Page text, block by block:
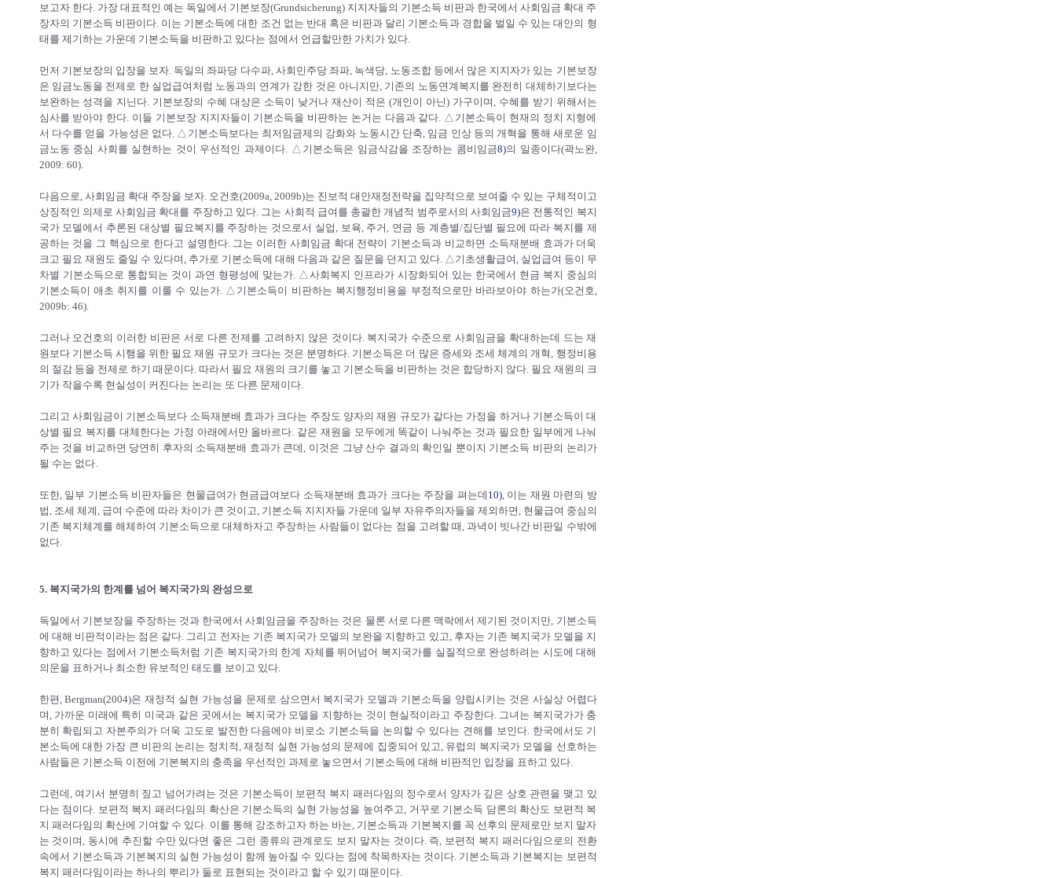
보고자 한다. 가장 대표적인 예는 독일에서 기본보장(Grundsicherung) 지지자들의 기본소득 비판과 한국에서 사회임금 확대 주
장자의 기본소득 비판이다. 이는 기본소득에 대한 조건 없는 반대 혹은 비판과 달리 기본소득과 경합을 벌일 수 있는 대안의 형
태를 제기하는 가운데 기본소득을 비판하고 있다는 점에서 언급할만한 가치가 있다.
먼저 기본보장의 입장을 보자. 독일의 좌파당 다수파, 사회민주당 좌파, 녹색당, 노동조합 등에서 많은 지지자가 있는 기본보장
은 임금노동을 전제로 한 실업급여처럼 노동과의 연계가 강한 것은 아니지만, 기존의 노동연계복지를 완전히 대체하기보다는
보완하는 성격을 지닌다. 기본보장의 수혜 대상은 소득이 낮거나 재산이 적은 (개인이 아닌) 가구이며, 수혜를 받기 위해서는
심사를 받아야 한다. 이들 기본보장 지지자들이 기본소득을 비판하는 논거는 다음과 같다. △기본소득이 현재의 정치 지형에
서 다수를 얻을 가능성은 없다. △기본소득보다는 최저임금제의 강화와 노동시간 단축, 임금 인상 등의 개혁을 통해 새로운 임
금노동 중심 사회를 실현하는 것이 우선적인 과제이다. △기본소득은 임금삭감을 조장하는 콤비임금8)의 일종이다(곽노완,
2009: 60).
다음으로, 사회임금 확대 주장을 보자. 오건호(2009a, 2009b)는 진보적 대안재정전략을 집약적으로 보여줄 수 있는 구체적이고
상징적인 의제로 사회임금 확대를 주장하고 있다. 그는 사회적 급여를 총괄한 개념적 범주로서의 사회임금9)은 전통적인 복지
국가 모델에서 추론된 대상별 필요복지를 주장하는 것으로서 실업, 보육, 주거, 연금 등 계층별/집단별 필요에 따라 복지를 제
공하는 것을 그 핵심으로 한다고 설명한다. 그는 이러한 사회임금 확대 전략이 기본소득과 비교하면 소득재분배 효과가 더욱
크고 필요 재원도 줄일 수 있다며, 추가로 기본소득에 대해 다음과 같은 질문을 던지고 있다. △기초생활급여, 실업급여 등이 무
차별 기본소득으로 통합되는 것이 과연 형평성에 맞는가. △사회복지 인프라가 시장화되어 있는 한국에서 현금 복지 중심의
기본소득이 애초 취지를 이룰 수 있는가. △기본소득이 비판하는 복지행정비용을 부정적으로만 바라보아야 하는가(오건호,
2009b: 46).
그러나 오건호의 이러한 비판은 서로 다른 전제를 고려하지 않은 것이다. 복지국가 수준으로 사회임금을 확대하는데 드는 재
원보다 기본소득 시행을 위한 필요 재원 규모가 크다는 것은 분명하다. 기본소득은 더 많은 증세와 조세 체계의 개혁, 행정비용
의 절감 등을 전제로 하기 때문이다. 따라서 필요 재원의 크기를 놓고 기본소득을 비판하는 것은 합당하지 않다. 필요 재원의 크
기가 작을수록 현실성이 커진다는 논리는 또 다른 문제이다.
그리고 사회임금이 기본소득보다 소득재분배 효과가 크다는 주장도 양자의 재원 규모가 같다는 가정을 하거나 기본소득이 대
상별 필요 복지를 대체한다는 가정 아래에서만 올바르다. 같은 재원을 모두에게 똑같이 나눠주는 것과 필요한 일부에게 나눠
주는 것을 비교하면 당연히 후자의 소득재분배 효과가 큰데, 이것은 그냥 산수 결과의 확인일 뿐이지 기본소득 비판의 논리가
될 수는 없다.
또한, 일부 기본소득 비판자들은 현물급여가 현금급여보다 소득재분배 효과가 크다는 주장을 펴는데 10), 이는 재원 마련의 방
법, 조세 체계, 급여 수준에 따라 차이가 큰 것이고, 기본소득 지지자들 가운데 일부 자유주의자들을 제외하면, 현물급여 중심의
기존 복지체계를 해체하여 기본소득으로 대체하자고 주장하는 사람들이 없다는 점을 고려할 때, 과녁이 빗나간 비판일 수밖에
없다.
5. 복지국가의 한계를 넘어 복지국가의 완성으로
독일에서 기본보장을 주장하는 것과 한국에서 사회임금을 주장하는 것은 물론 서로 다른 맥락에서 제기된 것이지만, 기본소득
에 대해 비판적이라는 점은 같다. 그리고 전자는 기존 복지국가 모델의 보완을 지향하고 있고, 후자는 기존 복지국가 모델을 지
향하고 있다는 점에서 기본소득처럼 기존 복지국가의 한계 자체를 뛰어넘어 복지국가를 실질적으로 완성하려는 시도에 대해
의문을 표하거나 최소한 유보적인 태도를 보이고 있다.
한편, Bergman(2004)은 재정적 실현 가능성을 문제로 삼으면서 복지국가 모델과 기본소득을 양립시키는 것은 사실상 어렵다
며, 가까운 미래에 특히 미국과 같은 곳에서는 복지국가 모델을 지향하는 것이 현실적이라고 주장한다. 그녀는 복지국가가 충
분히 확립되고 자본주의가 더욱 고도로 발전한 다음에야 비로소 기본소득을 논의할 수 있다는 견해를 보인다. 한국에서도 기
본소득에 대한 가장 큰 비판의 논리는 정치적, 재정적 실현 가능성의 문제에 집중되어 있고, 유럽의 복지국가 모델을 선호하는
사람들은 기본소득 이전에 기본복지의 충족을 우선적인 과제로 놓으면서 기본소득에 대해 비판적인 입장을 표하고 있다.
그런데, 여기서 분명히 짚고 넘어가려는 것은 기본소득이 보편적 복지 패러다임의 정수로서 양자가 깊은 상호 관련을 맺고 있
다는 점이다. 보편적 복지 패러다임의 확산은 기본소득의 실현 가능성을 높여주고, 거꾸로 기본소득 담론의 확산도 보편적 복
지 패러다임의 확산에 기여할 수 있다. 이를 통해 강조하고자 하는 바는, 기본소득과 기본복지를 꼭 선후의 문제로만 보지 말자
는 것이며, 동시에 추진할 수만 있다면 좋은 그런 종류의 관계로도 보지 말자는 것이다. 즉, 보편적 복지 패러다임으로의 전환
속에서 기본소득과 기본복지의 실현 가능성이 함께 높아질 수 있다는 점에 착목하자는 것이다. 기본소득과 기본복지는 보편적
복지 패러다임이라는 하나의 뿌리가 둘로 표현되는 것이라고 할 수 있기 때문이다.